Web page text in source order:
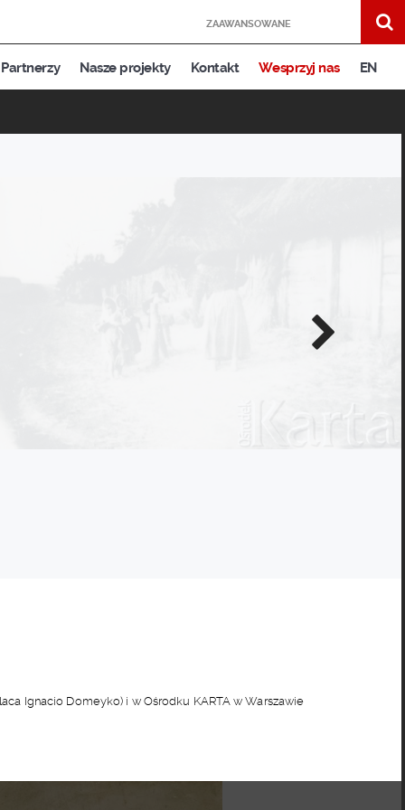
ZAAWANSOWANE
Partnerzy Nasze projekty Kontakt Wesprzyj nas EN
Następne
zdjęcie
Ignacio Domeyko) i w Ośrodku KARTA w Warszawie